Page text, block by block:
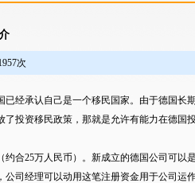
次
经承认自己是一个移民国家。由于德国长
投资移民政策，那就是允许有能力在德国
合25万人民币）。新成立的德国公司可以
司经理可以动用这笔注册资金用于公司运